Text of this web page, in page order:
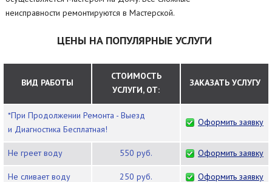
неисправности ремонтируются в Мастерской.
ЦЕНЫ НА ПОПУЛЯРНЫЕ УСЛУГИ
ВИД РАБОТЫ
СТОИМОСТЬ
УСЛУГИ, ОТ:
ЗАКАЗАТЬ УСЛУГУ
*При Продолжении Ремонта - Выезд
и Диагностика Бесплатная!
Оформить заявку
Не греет воду 550 руб. Оформить заявку
Не сливает воду 250 руб. Оформить заявку